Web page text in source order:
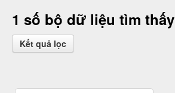
1 số bộ dữ liệu tìm thấy
Kết quả lọc